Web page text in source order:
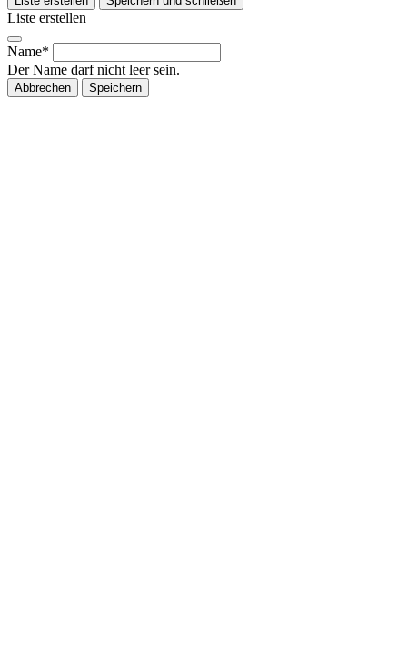
Liste erstellen
Name*
Der Name darf nicht leer sein.
Abbrechen Speichern